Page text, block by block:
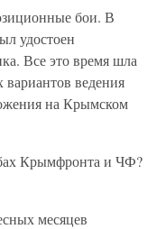
бои. В
удостоен
Все это время шла
вариантов ведения
на Крымском
Крымфронта и ЧФ?
месяцев